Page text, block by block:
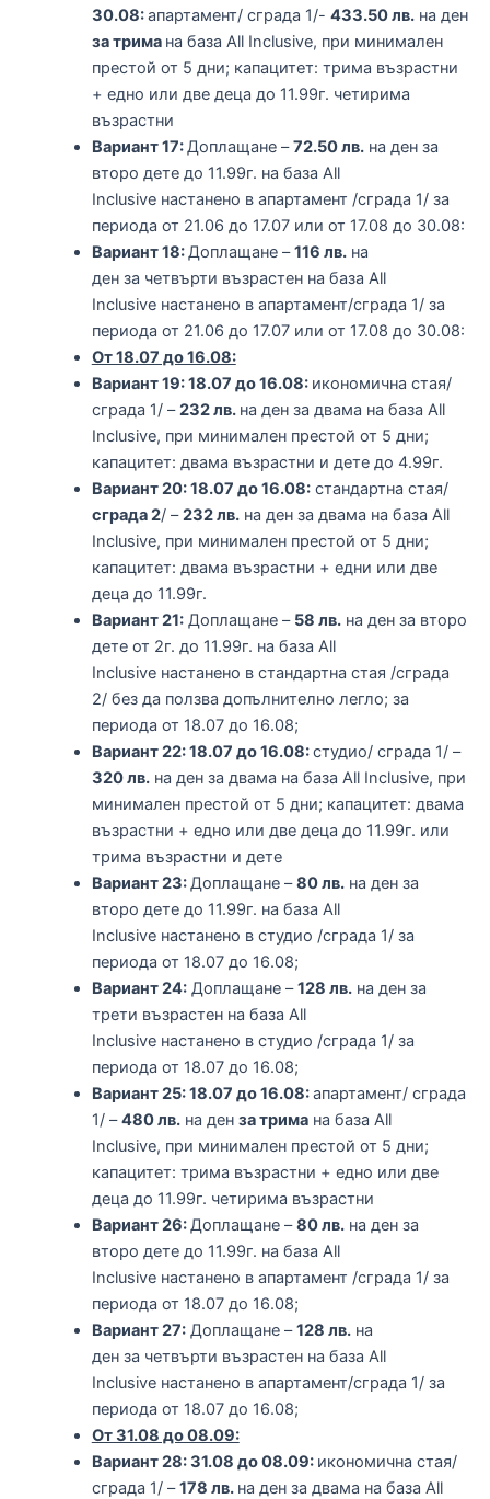
30.08:апартамент/ сграда 1/- 433.50 лв.на ден
за трима на база All Inclusive, при минимален
престой от 5 дни; капацитет: трима възрастни
+ едно или две деца до 11.99г. четирима
възрастни
Вариант 17:Доплащане –72.50 лв.на ден за
второ дете до 11.99г. на база All
Inclusive настанено в апартамент /сграда 1/ за
периода от 21.06 до 17.07 или от 17.08 до 30.08:
Вариант 18:Доплащане –116 лв.на
ден за четвърти възрастен на база All
Inclusive настанено в апартамент/сграда 1/ за
периода от 21.06 до 17.07 или от 17.08 до 30.08:
От 18.07 до 16.08:
Вариант 19: 18.07 до 16.08: икономична стая/
сграда 1/ –232 лв. на ден за двама на база All
Inclusive, при минимален престой от 5 дни;
капацитет: двама възрастни и дете до 4.99г.
Вариант 20: 18.07 до 16.08:стандартна стая/
сграда 2/ –232 лв.на ден за двама на база All
Inclusive, при минимален престой от 5 дни;
капацитет: двама възрастни + едни или две
деца до 11.99г.
Вариант 21:Доплащане – 58 лв.на ден за второ
дете от 2г. до 11.99г. на база All
Inclusive настанено в стандартна стая /сграда
2/ без да ползва допълнително легло; за
периода от 18.07 до 16.08;
Вариант 22: 18.07 до 16.08:студио/ сграда 1/ –
320 лв.на ден за двама на база All Inclusive, при
минимален престой от 5 дни; капацитет: двама
възрастни + едно или две деца до 11.99г. или
трима възрастни и дете
Вариант 23:Доплащане –80 лв.на ден за
второ дете до 11.99г. на база All
Inclusive настанено в студио /сграда 1/ за
периода от 18.07 до 16.08;
Вариант 24:Доплащане –128 лв.на ден за
трети възрастен на база All
Inclusive настанено в студио /сграда 1/ за
периода от 18.07 до 16.08;
Вариант 25: 18.07 до 16.08:апартамент/ сграда
1/ –480 лв.на ден за тримана база All
Inclusive, при минимален престой от 5 дни;
капацитет: трима възрастни + едно или две
деца до 11.99г. четирима възрастни
Вариант 26:Доплащане –80 лв.на ден за
второ дете до 11.99г. на база All
Inclusive настанено в апартамент /сграда 1/ за
периода от 18.07 до 16.08;
Вариант 27:Доплащане –128 лв.на
ден за четвърти възрастен на база All
Inclusive настанено в апартамент/сграда 1/ за
периода от 18.07 до 16.08;
От 31.08 до 08.09:
Вариант 28: 31.08 до 08.09: икономична стая/
сграда 1/ –178 лв. на ден за двама на база All